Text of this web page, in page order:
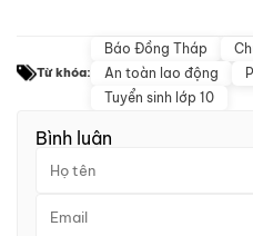
Từ khóa:
Báo Đồng Tháp
An toàn lao động
Tuyển sinh lớp 10
Bình luận